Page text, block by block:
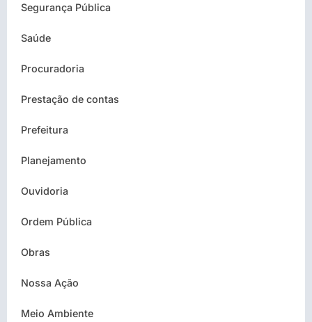
Segurança Pública
Saúde
Procuradoria
Prestação de contas
Prefeitura
Planejamento
Ouvidoria
Ordem Pública
Obras
Nossa Ação
Meio Ambiente